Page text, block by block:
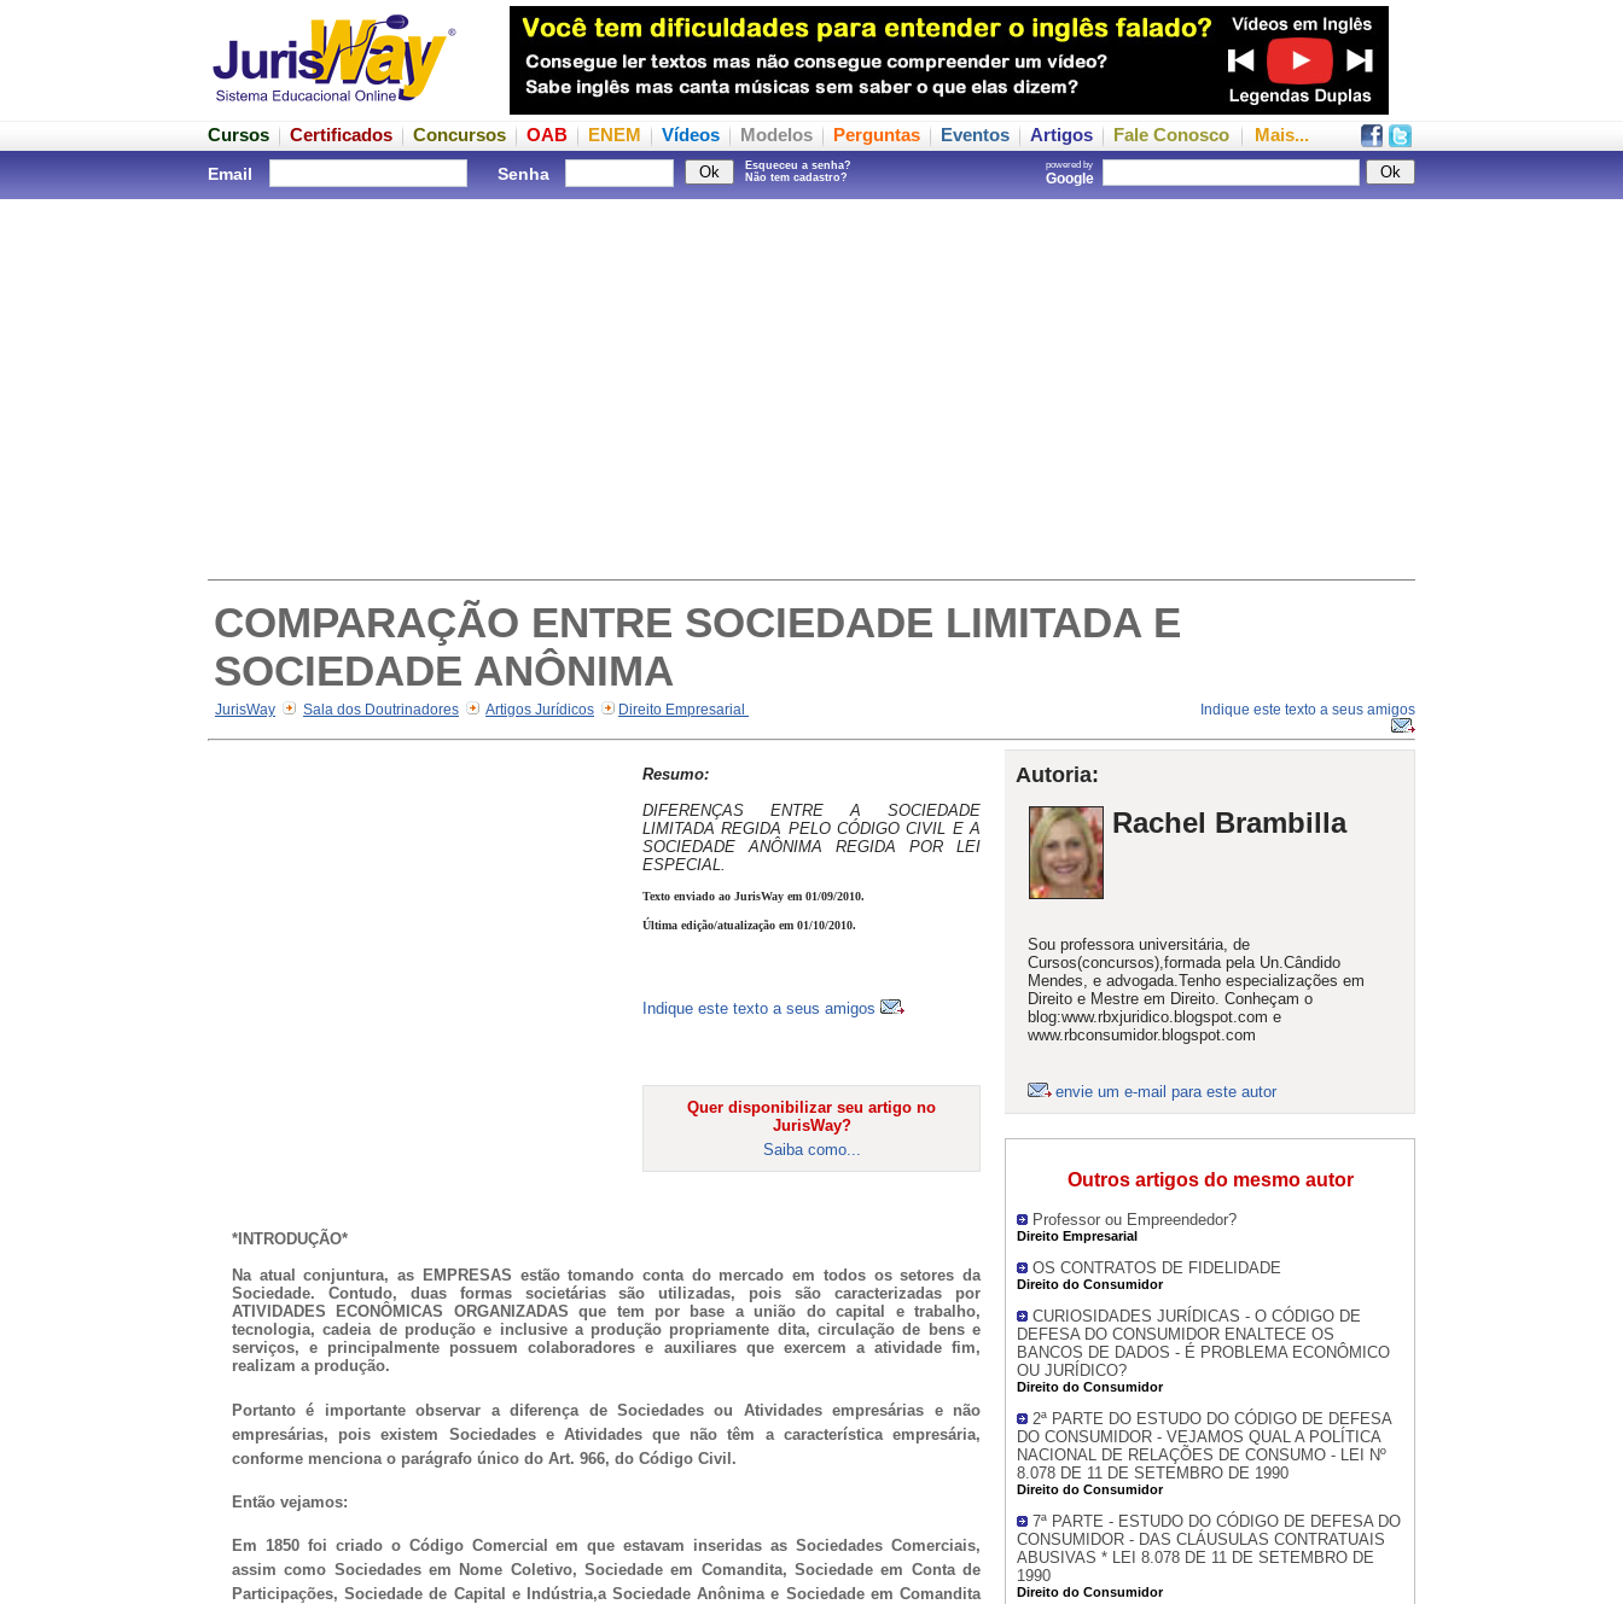
Cursos Certificados Concursos OAB ENEM Vídeos Modelos Perguntas Eventos Artigos Fale Conosco Mais...
Email Senha
Esqueceu a senha?
Não tem cadastro?
powered by
Google
COMPARAÇÃO ENTRE SOCIEDADE LIMITADA E
SOCIEDADE ANÔNIMA
JurisWay Sala dos Doutrinadores Artigos Jurídicos Direito Empresarial Indique este texto a seus amigos
Autoria:
Rachel Brambilla
Sou professora universitária, de
Cursos(concursos),formada pela Un.Cândido
Mendes, e advogada.Tenho especializações em
Direito e Mestre em Direito. Conheçam o
blog:www.rbxjuridico.blogspot.com e
www.rbconsumidor.blogspot.com
envie um e-mail para este autor
Outros artigos do mesmo autor
Professor ou Empreendedor?
Direito Empresarial
OS CONTRATOS DE FIDELIDADE
Direito do Consumidor
CURIOSIDADES JURÍDICAS - O CÓDIGO DE
DEFESA DO CONSUMIDOR ENALTECE OS
BANCOS DE DADOS - É PROBLEMA ECONÔMICO
OU JURÍDICO?
Direito do Consumidor
2ª PARTE DO ESTUDO DO CÓDIGO DE DEFESA
DO CONSUMIDOR - VEJAMOS QUAL A POLÍTICA
NACIONAL DE RELAÇÕES DE CONSUMO - LEI Nº
8.078 DE 11 DE SETEMBRO DE 1990
Direito do Consumidor
7ª PARTE - ESTUDO DO CÓDIGO DE DEFESA DO
CONSUMIDOR - DAS CLÁUSULAS CONTRATUAIS
ABUSIVAS * LEI 8.078 DE 11 DE SETEMBRO DE
1990
Direito do Consumidor
Resumo:
DIFERENÇAS ENTRE A SOCIEDADE
LIMITADA REGIDA PELO CÓDIGO CIVIL E A
SOCIEDADE ANÔNIMA REGIDA POR LEI
ESPECIAL.
Texto enviado ao JurisWay em 01/09/2010.
Última edição/atualização em 01/10/2010.
Indique este texto a seus amigos
Quer disponibilizar seu artigo no
JurisWay?
Saiba como...
*INTRODUÇÃO*
Na atual conjuntura, as EMPRESAS estão tomando conta do mercado em todos os setores da
Sociedade. Contudo, duas formas societárias são utilizadas, pois são caracterizadas por
ATIVIDADES ECONÔMICAS ORGANIZADAS que tem por base a união do capital e trabalho,
tecnologia, cadeia de produção e inclusive a produção propriamente dita, circulação de bens e
serviços, e principalmente possuem colaboradores e auxiliares que exercem a atividade fim,
realizam a produção.
Portanto é importante observar a diferença de Sociedades ou Atividades empresárias e não
empresárias, pois existem Sociedades e Atividades que não têm a característica empresária,
conforme menciona o parágrafo único do Art. 966, do Código Civil.
Então vejamos:
Em 1850 foi criado o Código Comercial em que estavam inseridas as Sociedades Comerciais,
assim como Sociedades em Nome Coletivo, Sociedade em Comandita, Sociedade em Conta de
Participações, Sociedade de Capital e Indústria,a Sociedade Anônima e Sociedade em Comandita